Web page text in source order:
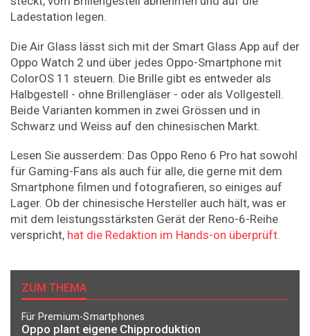
Ladestation legen.
Die Air Glass lässt sich mit der Smart Glass App auf der
Oppo Watch 2 und über jedes Oppo-Smartphone mit
ColorOS 11 steuern. Die Brille gibt es entweder als
Halbgestell - ohne Brillengläser - oder als Vollgestell.
Beide Varianten kommen in zwei Grössen und in
Schwarz und Weiss auf den chinesischen Markt.
Lesen Sie ausserdem: Das Oppo Reno 6 Pro hat sowohl
für Gaming-Fans als auch für alle, die gerne mit dem
Smartphone filmen und fotografieren, so einiges auf
Lager. Ob der chinesische Hersteller auch hält, was er
mit dem leistungsstärksten Gerät der Reno-6-Reihe
verspricht, hat die Redaktion im Hands-on überprüft.
ZUM THEMA
Für Premium-Smartphones
Oppo plant eigene Chipproduktion